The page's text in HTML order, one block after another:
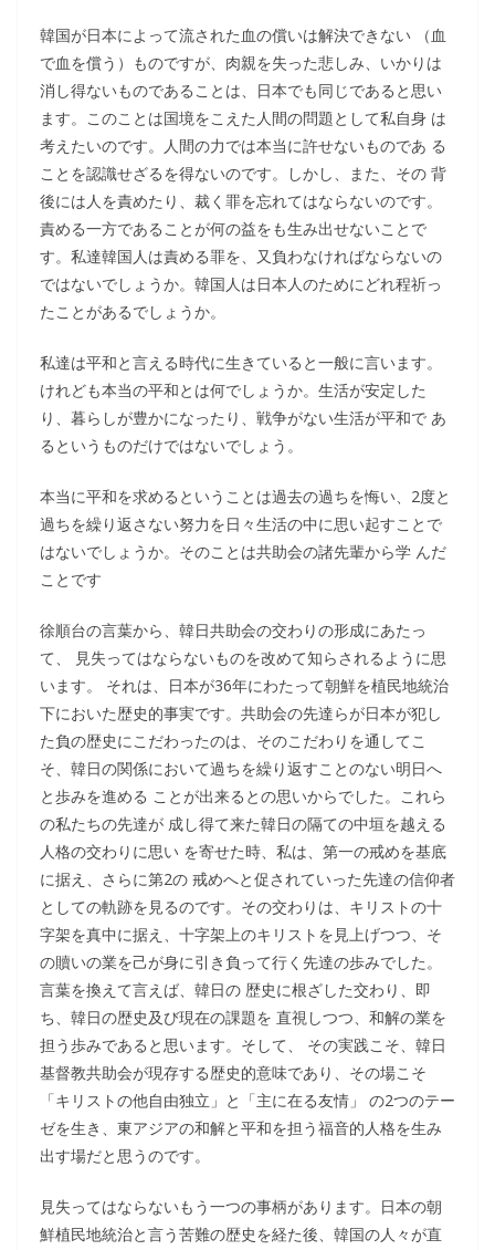
韓国が日本によって流された血の償いは解決できない （血
で血を償う）ものですが、肉親を失った悲しみ、いかりは
消し得ないものであることは、日本でも同じであると思い
ます。このことは国境をこえた人間の問題として私自身 は
考えたいのです。人間の力では本当に許せないものであ る
ことを認識せざるを得ないのです。しかし、また、その 背
後には人を責めたり、裁く罪を忘れてはならないのです。
責める一方であることが何の益をも生み出せないことで
す。私達韓国人は責める罪を、又負わなければならないの
ではないでしょうか。韓国人は日本人のためにどれ程祈っ
たことがあるでしょうか。
私達は平和と言える時代に生きていると一般に言います。
けれども本当の平和とは何でしょうか。生活が安定した
り、暮らしが豊かになったり、戦争がない生活が平和で あ
るというものだけではないでしょう。
本当に平和を求めるということは過去の過ちを悔い、2度と
過ちを繰り返さない努力を日々生活の中に思い起すことで
はないでしょうか。そのことは共助会の諸先輩から学 んだ
ことです
徐順台の言葉から、韓日共助会の交わりの形成にあたっ
て、 見失ってはならないものを改めて知らされるように思
います。 それは、日本が36年にわたって朝鮮を植民地統治
下においた歴史的事実です。共助会の先達らが日本が犯し
た負の歴史にこだわったのは、そのこだわりを通してこ
そ、韓日の関係において過ちを繰り返すことのない明日へ
と歩みを進める ことが出来るとの思いからでした。これら
の私たちの先達が 成し得て来た韓日の隔ての中垣を越える
人格の交わりに思い を寄せた時、私は、第一の戒めを基底
に据え、さらに第2の 戒めへと促されていった先達の信仰者
としての軌跡を見るのです。その交わりは、キリストの十
字架を真中に据え、十字架上のキリストを見上げつつ、そ
の贖いの業を己が身に引き負って行く先達の歩みでした。
言葉を換えて言えば、韓日の 歴史に根ざした交わり、即
ち、韓日の歴史及び現在の課題を 直視しつつ、和解の業を
担う歩みであると思います。そして、 その実践こそ、韓日
基督教共助会が現存する歴史的意味であり、その場こそ
「キリストの他自由独立」と「主に在る友情」 の2つのテー
ゼを生き、東アジアの和解と平和を担う福音的人格を生み
出す場だと思うのです。
見失ってはならないもう一つの事柄があります。日本の朝
鮮植民地統治と言う苦難の歴史を経た後、韓国の人々が直